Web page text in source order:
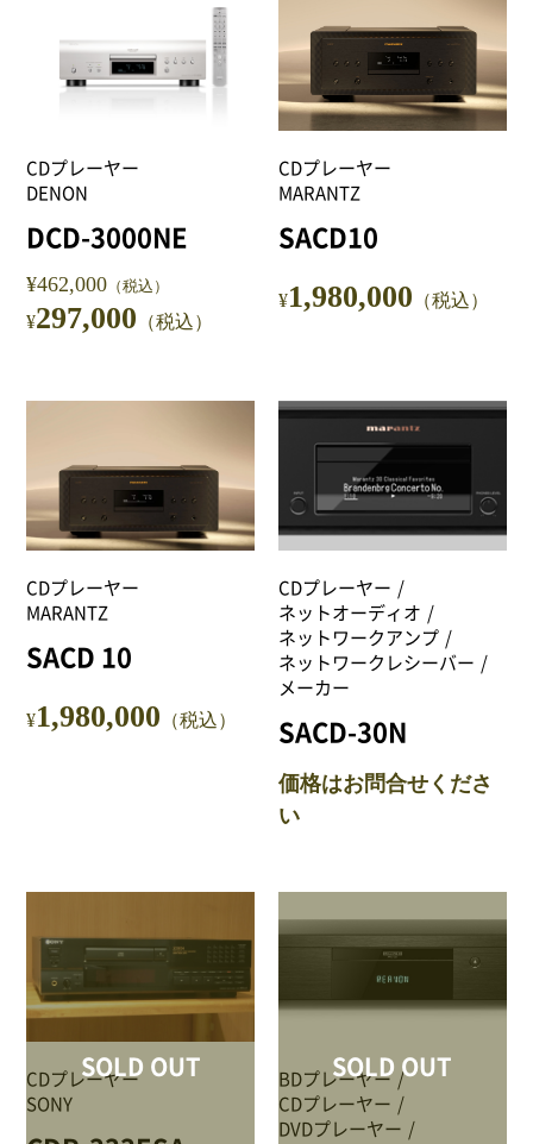
CDプレーヤー
DENON
DCD-3000NE
¥462,000 （税込）
¥297,000 （税込）
CDプレーヤー
MARANTZ
SACD10
¥1,980,000 （税込）
CDプレーヤー
MARANTZ
SACD 10
¥1,980,000 （税込）
CDプレーヤー
ネットオーディオ
ネットワークアンプ
ネットワークレシーバー
メーカー
SACD-30N
価格はお問合せくださ
い
CDプレーヤー
SONY
SOLD OUT
BDプレーヤー
CDプレーヤー
DVDプレーヤー
SOLD OUT